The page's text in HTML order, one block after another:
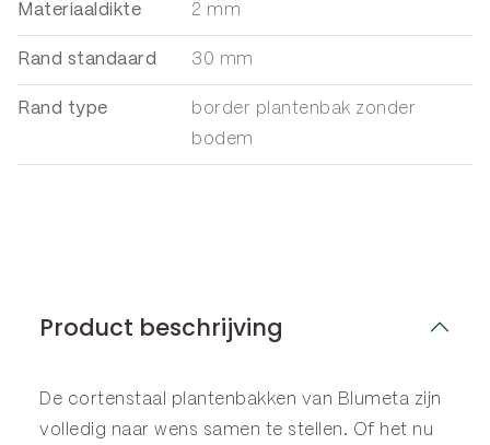
Materiaaldikte 2 mm
Rand standaard 30 mm
Rand type
border plantenbak zonder
bodem
Product beschrijving
De cortenstaal plantenbakken van Blumeta zijn
volledig naar wens samen te stellen. Of het nu